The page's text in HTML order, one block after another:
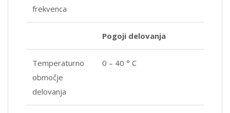
frekvenca
Pogoji delovanja
Temperaturno
območje
delovanja
0 – 40 ° C